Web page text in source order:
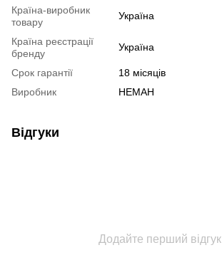
Країна-виробник
товару
Україна
Країна реєстрації
бренду
Україна
Срок гарантії
18 місяців
Виробник
НЕМАН
Відгуки
Додайте перший відгук